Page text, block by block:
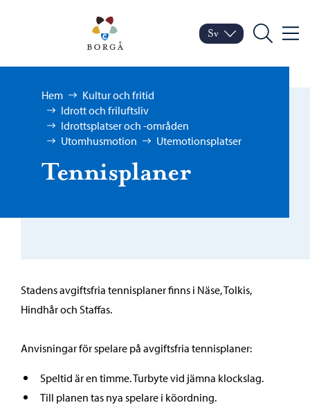
Porvoo – Gå till
Byt språk
Nuvarande språk:
Sv
Sök Meny
Bläddra:
Hem
Kultur och fritid
Idrott och friluftsliv
Idrottsplatser och -områden
Utomhusmotion
Utemotionsplatser
Tennisplaner
Stadens avgiftsfria tennisplaner finns i Näse, Tolkis,
Hindhår och Staffas.
Anvisningar för spelare på avgiftsfria tennisplaner:
Speltid är en timme. Turbyte vid jämna klockslag.
Till planen tas nya spelare i köordning.